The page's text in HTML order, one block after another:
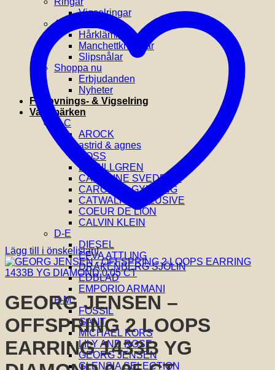
Vigselringar
Accessoarer
Hårklämmor
Manchettknappar
Slipsnålar
Shoppa nu
Erbjudanden
Nyheter
Förlovnings- & Vigselring
Varumärken
A-C
AROCK
astrid & agnes
BOSS
BY BILLGREN
CAROLINE SVEDBOM
CAROLINA GYNNING
CATWALK EXCLUSIVE
COEUR DE LION
CALVIN KLEIN
D-E
DIESEL
EFVA ATTLING
DRAKENBERG SJÖLIN
EDBLAD
EMPORIO ARMANI
F-M
FOSSIL
GANT
MICHAEL KORS
LILY AND ROSE
GEORG JENSEN
GLENSIA SELECTION
Lägg till i önskelistan!
GEORG JENSEN –
OFFSPRING 2 LOOPS
EARRING 1433B YG